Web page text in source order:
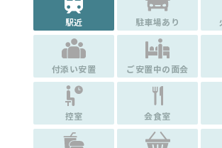
駅近 駐車場あり
付添い安置 ご安置中の面会
控室 会食室